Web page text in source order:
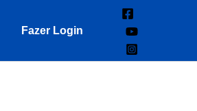
Fazer Login